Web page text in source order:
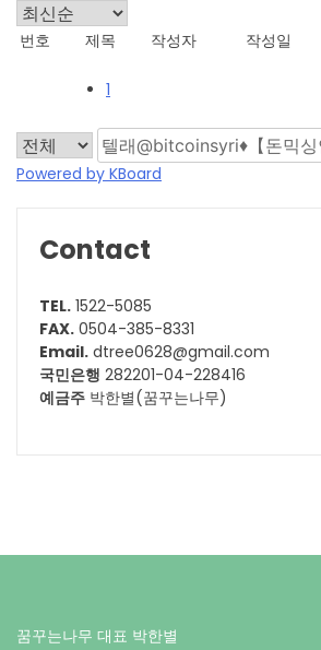
번호 제목 작성자 작성일
1
Powered by KBoard
Contact
TEL. 1522-5085
FAX. 0504-385-8331
Email. dtree0628@gmail.com
국민은행 282201-04-228416
예금주 박한별(꿈꾸는나무)
꿈꾸는나무 대표 박한별